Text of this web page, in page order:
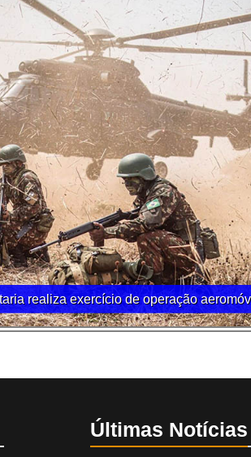
realiza exercício de operação
Últimas Notícias